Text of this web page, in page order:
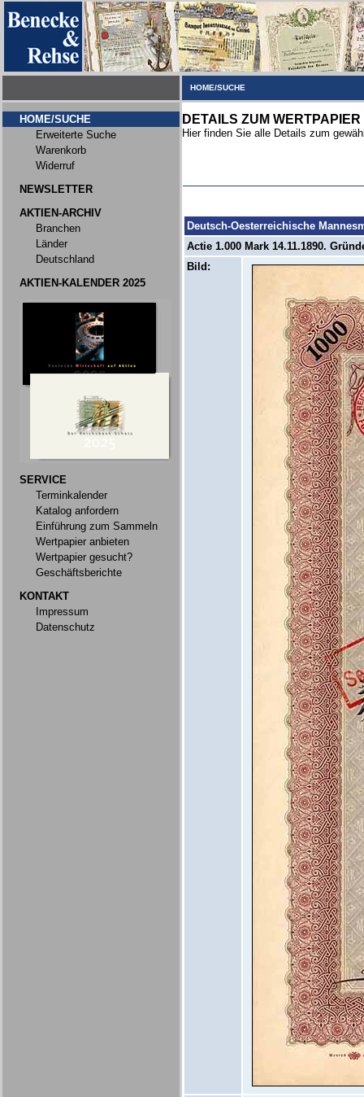
HOME/SUCHE
HOME/SUCHE
Erweiterte Suche
Warenkorb
Widerruf
NEWSLETTER
AKTIEN-ARCHIV
Branchen
Länder
Deutschland
AKTIEN-KALENDER 2025
SERVICE
Terminkalender
Katalog anfordern
Einführung zum Sammeln
Wertpapier anbieten
Wertpapier gesucht?
Geschäftsberichte
KONTAKT
Impressum
Datenschutz
DETAILS ZUM WERTPAPIER
Hier finden Sie alle Details zum
Deutsch-Oesterreichische
Actie 1.000 Mark 14.11.1890.
Bild: